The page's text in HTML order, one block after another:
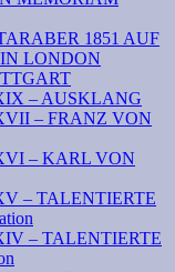
1851 AUF
LONDON
– AUSKLANG
– FRANZ VON
– KARL VON
– TALENTIERTE
– TALENTIERTE